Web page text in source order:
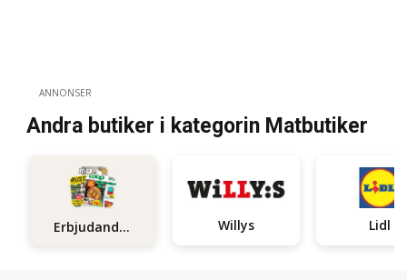
ANNONSER
Andra butiker i kategorin Matbutiker
Erbjudanden Willys Lidl